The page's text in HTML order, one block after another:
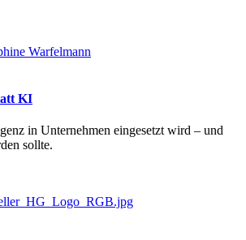
KI
in Unternehmen eingesetzt wird – und
sollte.